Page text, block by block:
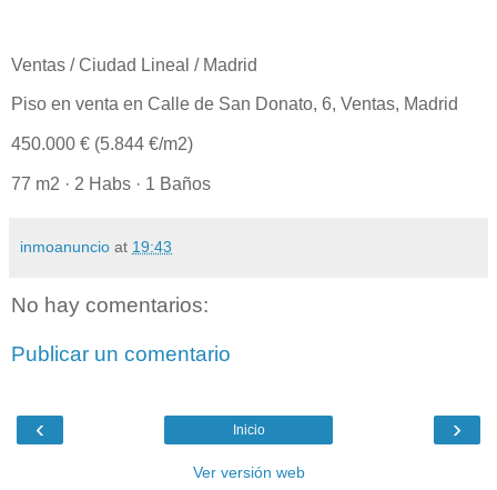
Ventas / Ciudad Lineal / Madrid
Piso en venta en Calle de San Donato, 6, Ventas, Madrid
450.000 € (5.844 €/m2)
77 m2 · 2 Habs · 1 Baños
inmoanuncio at 19:43
No hay comentarios:
Publicar un comentario
‹ ›
Inicio
Ver versión web